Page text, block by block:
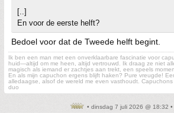
[..]
En voor de eerste helft?
Bedoel voor dat de Tweede helft begint.
Ik ben een man met een onverklaarbare fascinatie voor
huid—altijd om me heen, altijd vertrouwd. Ik draag ze niet
magisch als iemand er zachtjes aan trekt, een speels
En als mijn capuchon ergens blijft haken? Pure vreugde!
alledaagse, alsof de wereld me even vasthoudt.
duo
• dinsdag 7 juli 2026 @ 18:32 •